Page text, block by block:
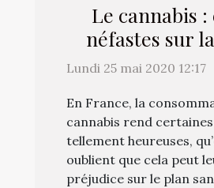
Le cannabis
néfastes sur
Lundi 25 mai 2020 12:17
En France, la
cannabis rend
tellement heureuses,
oublient que cela peut
préjudice sur le plan